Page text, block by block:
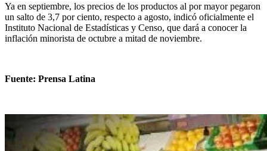
Ya en septiembre, los precios de los productos al por mayor pegaron
un salto de 3,7 por ciento, respecto a agosto, indicó oficialmente el
Instituto Nacional de Estadísticas y Censo, que dará a conocer la
inflación minorista de octubre a mitad de noviembre.
Fuente: Prensa Latina